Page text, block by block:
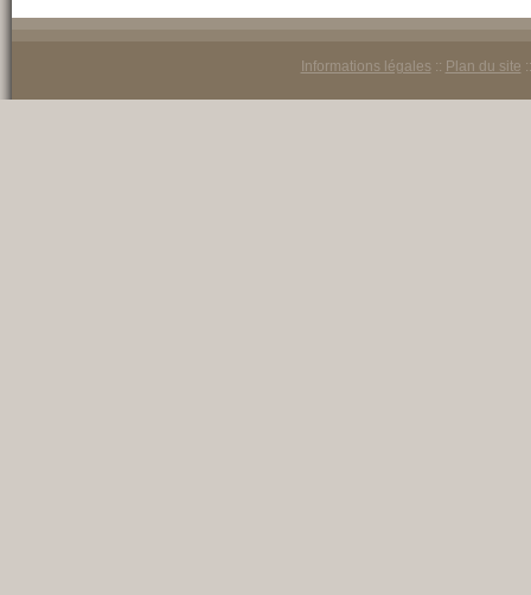
Informations légales :: Plan du site